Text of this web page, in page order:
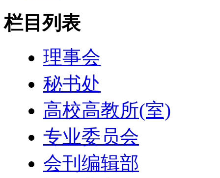
栏目列表
理事会
秘书处
高校高教所(室)
专业委员会
会刊编辑部